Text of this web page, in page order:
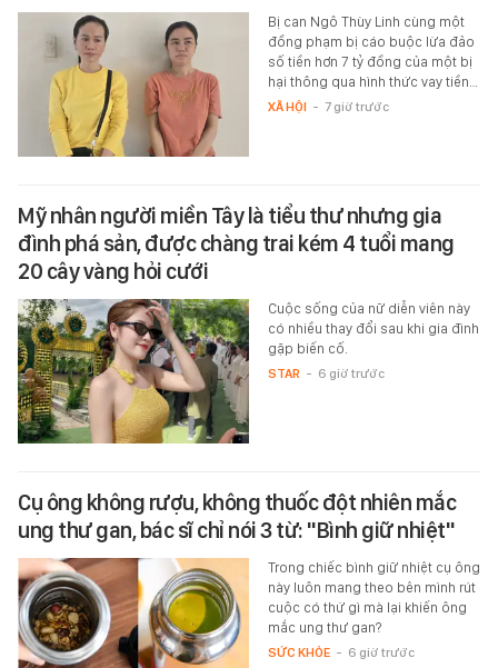
Bị can Ngô Thùy Linh cùng một
đồng phạm bị cáo buộc lừa đảo
số tiền hơn 7 tỷ đồng của một bị
hại thông qua hình thức vay tiền…
XÃ HỘI - 7 giờ trước
Mỹ nhân người miền Tây là tiểu thư nhưng gia
đình phá sản, được chàng trai kém 4 tuổi mang
20 cây vàng hỏi cưới
Cuộc sống của nữ diễn viên này
có nhiều thay đổi sau khi gia đình
gặp biến cố.
STAR - 6 giờ trước
Cụ ông không rượu, không thuốc đột nhiên mắc
ung thư gan, bác sĩ chỉ nói 3 từ: "Bình giữ nhiệt"
Trong chiếc bình giữ nhiệt cụ ông
này luôn mang theo bên mình rút
cuộc có thứ gì mà lại khiến ông
mắc ung thư gan?
SỨC KHỎE - 6 giờ trước